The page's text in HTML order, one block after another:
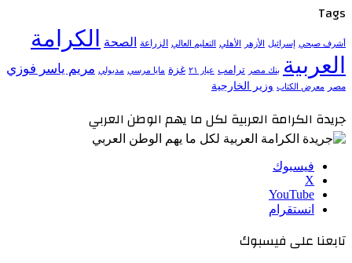
Tags
أشرف صبحي إسرائيل الأزهر الأهلي التعليم العالي الزراعة الصحة
الكرامة
العربية
بنك مصر ترامب عيار ٢١ غزة مايا مرسي مدبولي مريم ياسر فوزي
مصر معرض الكتاب وزير الخارجية
جريدة الكرامة العربية لكل ما يهم الوطن العربي
فيسبوك
‫X
‫YouTube
انستقرام
تابعنا على فيسبوك